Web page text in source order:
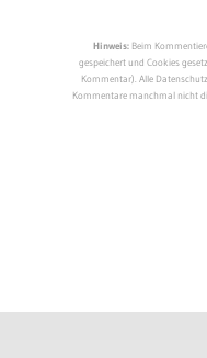
Hinweis:Beim
gespeichert und Cookies
Kommentar). Alle
Kommentare manchmal nicht